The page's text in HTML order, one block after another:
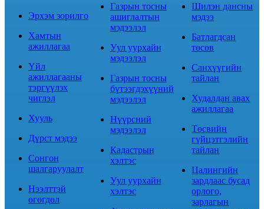
Эрхэм зорилго
Хамтын
ажиллагаа
Үйл
ажиллагааны
тэргүүлэх
чиглэл
Хууль
Дүрст мэдээ
Сонгон
шалгаруулалт
Нээлттэй
өгөгдөл
Газрын тосны
ашиглалтын
мэдээлэл
Уул уурхайн
мэдээлэл
Газрын тосны
бүтээгдэхүүний
мэдээлэл
Нүүрсний
мэдээлэл
Кадастрын
хэлтэс
Уул уурхайн
хэлтэс
Шилэн дансны
мэдээ
Батлагдсан
төсөв
Санхүүгийн
тайлан
Худалдан авах
ажиллагаа
Төсвийн
гүйцэтгэлийн
тайлан
Цалингийн
зардлаас бусад
орлого,
зарлагын